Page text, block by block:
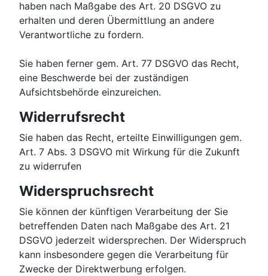
haben nach Maßgabe des Art. 20 DSGVO zu
erhalten und deren Übermittlung an andere
Verantwortliche zu fordern.
Sie haben ferner gem. Art. 77 DSGVO das Recht,
eine Beschwerde bei der zuständigen
Aufsichtsbehörde einzureichen.
Widerrufsrecht
Sie haben das Recht, erteilte Einwilligungen gem.
Art. 7 Abs. 3 DSGVO mit Wirkung für die Zukunft
zu widerrufen
Widerspruchsrecht
Sie können der künftigen Verarbeitung der Sie
betreffenden Daten nach Maßgabe des Art. 21
DSGVO jederzeit widersprechen. Der Widerspruch
kann insbesondere gegen die Verarbeitung für
Zwecke der Direktwerbung erfolgen.